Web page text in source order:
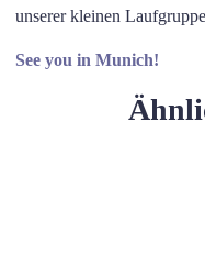
unserer kleinen
See you in Munich!